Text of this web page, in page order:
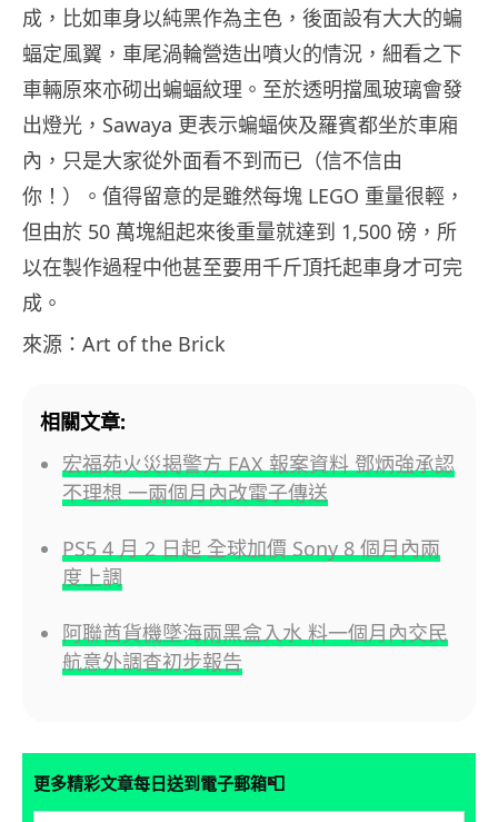
成，比如車身以純黑作為主色，後面設有大大的蝙
蝠定風翼，車尾渦輪營造出噴火的情況，細看之下
車輛原來亦砌出蝙蝠紋理。至於透明擋風玻璃會發
出燈光，Sawaya 更表示蝙蝠俠及羅賓都坐於車廂
內，只是大家從外面看不到而已（信不信由
你！）。值得留意的是雖然每塊 LEGO 重量很輕，
但由於 50 萬塊組起來後重量就達到 1,500 磅，所
以在製作過程中他甚至要用千斤頂托起車身才可完
成。
來源：Art of the Brick
相關文章:
宏福苑火災揭警方 FAX 報案資料 鄧炳強承認
不理想 一兩個月內改電子傳送
PS5 4 月 2 日起 全球加價 Sony 8 個月內兩
度上調
阿聯酋貨機墜海兩黑盒入水 料一個月內交民
航意外調查初步報告
更多精彩文章每日送到電子郵箱📮